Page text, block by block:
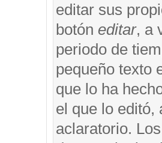
editar sus
botón editar, a
periodo de
pequeño texto
que lo ha
el que lo editó,
aclaratorio.